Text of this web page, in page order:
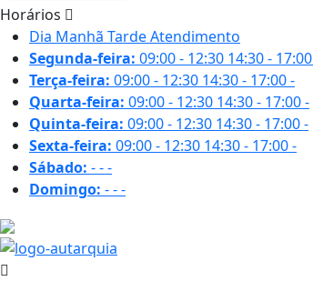
Horários
Dia Manhã TardeAtendimento
Segunda-feira: 09:00 - 12:30 14:30 - 17:00
Terça-feira: 09:00 - 12:30 14:30 - 17:00-
Quarta-feira: 09:00 - 12:30 14:30 - 17:00-
Quinta-feira: 09:00 - 12:30 14:30 - 17:00-
Sexta-feira: 09:00 - 12:30 14:30 - 17:00-
Sábado: ---
Domingo: ---